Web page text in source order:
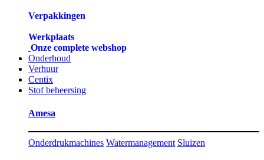
Verpakkingen
Werkplaats
Onze complete webshop
Onderhoud
Verhuur
Centix
Stof beheersing
Amesa
Onderdrukmachines Watermanagement Sluizen